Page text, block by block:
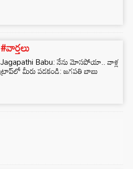
#వార్తలు
Jagapathi Babu: నేను మోసపోయా.. వాళ్ల
ట్రాప్​లో మీరు పడకండి: జగపతి బాబు